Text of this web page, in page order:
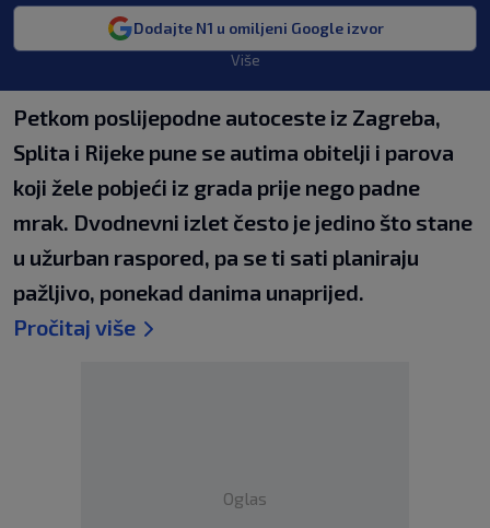
Dodajte N1 u omiljeni Google izvor
Više
Petkom poslijepodne autoceste iz Zagreba,
Splita i Rijeke pune se autima obitelji i parova
koji žele pobjeći iz grada prije nego padne
mrak. Dvodnevni izlet često je jedino što stane
u užurban raspored, pa se ti sati planiraju
pažljivo, ponekad danima unaprijed.
Pročitaj više
Oglas